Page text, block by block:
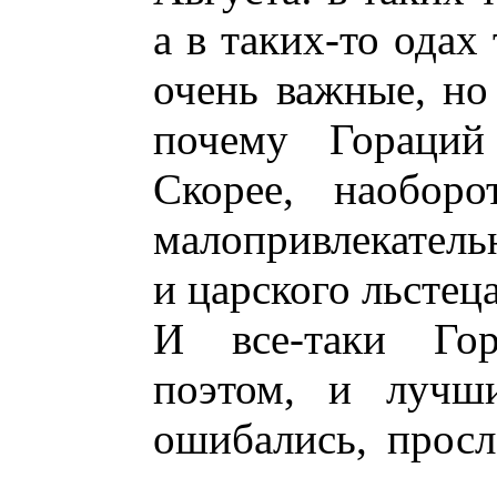
а в таких-то одах
очень важные,
почему
Скорее,
и царского
И все-таки
поэтом, и
ошибались,